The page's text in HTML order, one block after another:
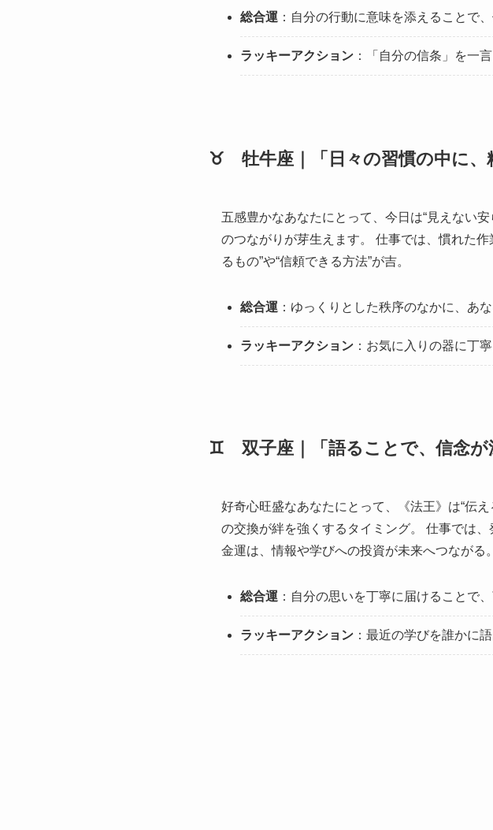
総合運 ：自分の行動に意味を添えることで、
ラッキーアクション ：「自分の信条」を一
♉ 牡牛座｜「日々の習慣の中に、
五感豊かなあなたにとって、今日は“見えない
のつながりが芽生えます。 仕事では、慣れた作
るもの”や“信頼できる方法”が吉。
総合運 ：ゆっくりとした秩序のなかに、あ
ラッキーアクション ：お気に入りの器に丁
♊ 双子座｜「語ることで、信念が
好奇心旺盛なあなたにとって、《法王》は“伝
の交換が絆を強くするタイミング。 仕事では、
金運は、情報や学びへの投資が未来へつながる。
総合運 ：自分の思いを丁寧に届けることで、
ラッキーアクション ：最近の学びを誰かに